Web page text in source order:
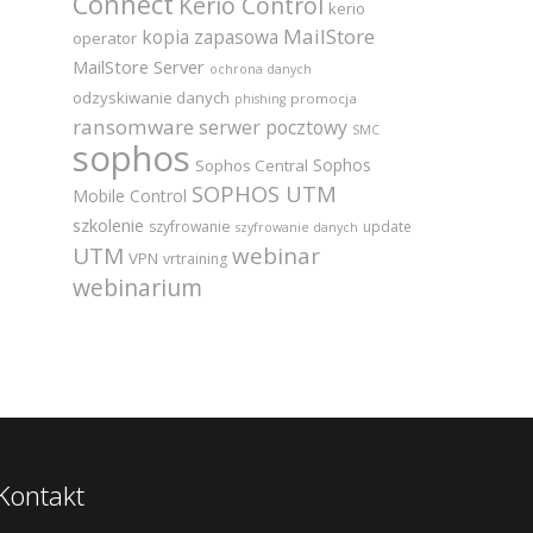
kerio
operator kopia zapasowa MailStore
MailStore Server ochrona danych
odzyskiwanie danych phishing promocja
ransomware serwer pocztowy SMC
sophos Sophos Central Sophos
Mobile Control SOPHOS UTM
szkolenie szyfrowanie szyfrowanie danych update
UTM VPN vrtraining webinar
webinarium